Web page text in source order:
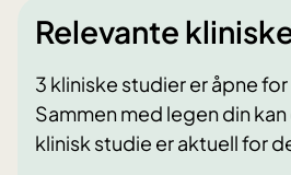
Relevante
3 kliniske studier er åpne
Sammen med legen din
klinisk studie er aktuell for